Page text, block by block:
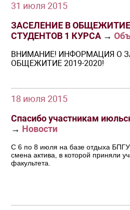
31 июля 2015
ЗАСЕЛЕНИЕ В
СТУДЕНТОВ 1 КУРСА →
ВНИМАНИЕ! ИНФОРМАЦИЯ О
ОБЩЕЖИТИЕ 2019-2020!
18 июля 2015
Спасибо участникам
→ Новости
С 6 по 8 июля на базе отдыха
смена актива, в которой приняли
факультета.